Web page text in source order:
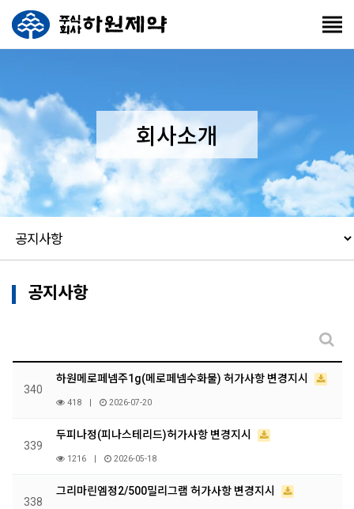
회사소개
공지사항
340
하원메로페넴주1g(메로페넴수화물) 허가사항 변경지시
418 | 2026-07-20
339
두피나정(피나스테리드)허가사항 변경지시
1216 | 2026-05-18
338
그리마린엠정2/500밀리그램 허가사항 변경지시